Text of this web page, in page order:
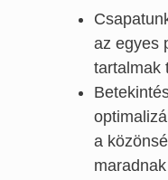
az egyes
tartalmak
a